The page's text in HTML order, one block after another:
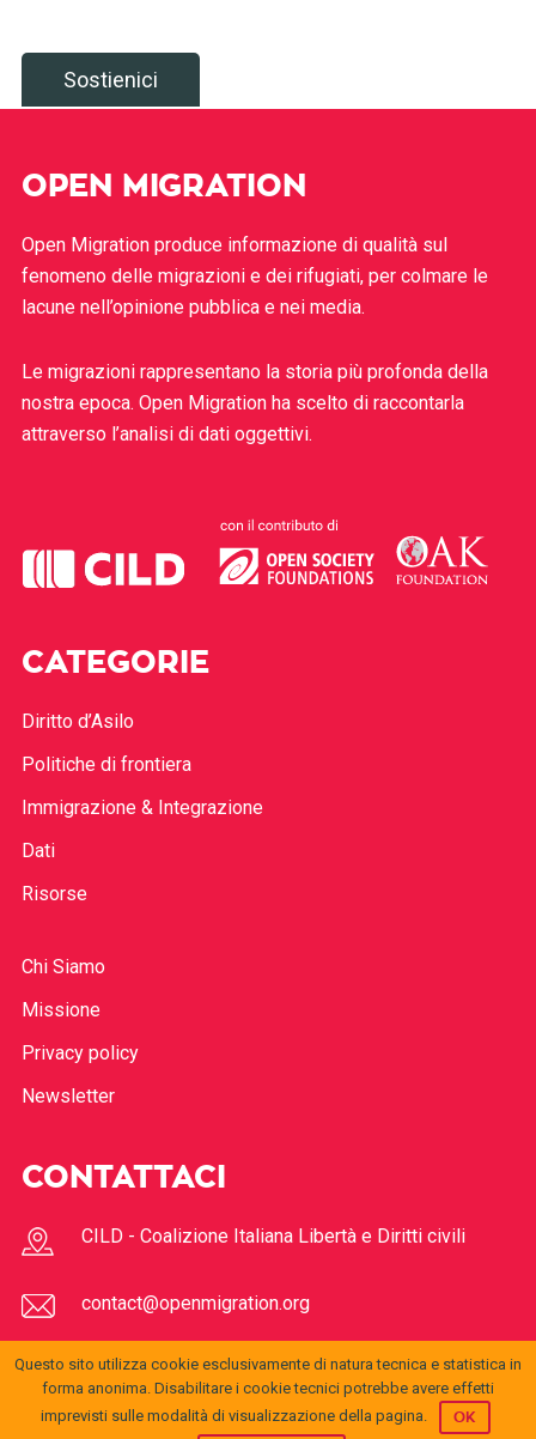
Sostienici
OPEN MIGRATION
Open Migration produce informazione di qualità sul
fenomeno delle migrazioni e dei rifugiati, per colmare le
lacune nell’opinione pubblica e nei media.
Le migrazioni rappresentano la storia più profonda della
nostra epoca. Open Migration ha scelto di raccontarla
attraverso l’analisi di dati oggettivi.
CATEGORIE
Diritto d’Asilo
Politiche di frontiera
Immigrazione & Integrazione
Dati
Risorse
Chi Siamo
Missione
Privacy policy
Newsletter
CONTATTACI
CILD - Coalizione Italiana Libertà e Diritti civili
contact@openmigration.org
FOLLOW US
Questo sito utilizza cookie esclusivamente di natura tecnica e statistica in
forma anonima. Disabilitare i cookie tecnici potrebbe avere effetti
imprevisti sulle modalità di visualizzazione della pagina.
OK